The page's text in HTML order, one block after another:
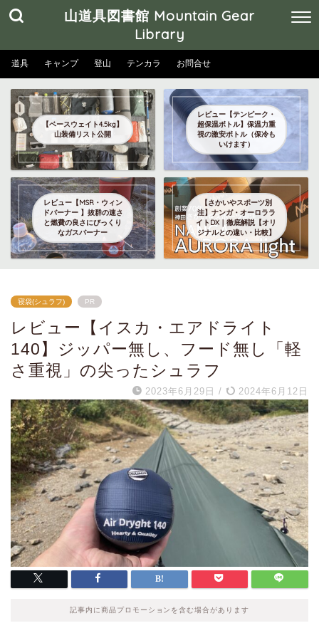
山道具図書館 Mountain Gear
Library
道具 キャンプ 登山 テンカラ お問合せ
【ベースウェイト4.5kg】
山装備リスト公開
レビュー【テンピーク・
超保温ボトル】保温力重
視の激安ボトル（保冷も
いけます）
レビュー【MSR・ウィン
ドバーナー 】抜群の速さ
と燃費の良さにびっくり
なガスバーナー
【さかいやスポーツ別
注】ナンガ・オーロララ
イトDX｜徹底解説【オリ
ジナルとの違い・比較】
寝袋(シュラフ) PR
レビュー【イスカ・エアドライト
140】ジッパー無し、フード無し「軽
さ重視」の尖ったシュラフ
2023年6月29日 / 2024年6月12日
記事内に商品プロモーションを含む場合があります